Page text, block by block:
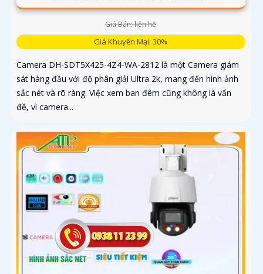
Giá Bán: liên hệ
Giá Khuyến Mại: 30%
Camera DH-SDT5X425-4Z4-WA-2812 là một Camera giám
sát hàng đầu với độ phân giải Ultra 2k, mang đến hình ảnh
sắc nét và rõ ràng. Việc xem ban đêm cũng không là vấn
đề, vì camera...